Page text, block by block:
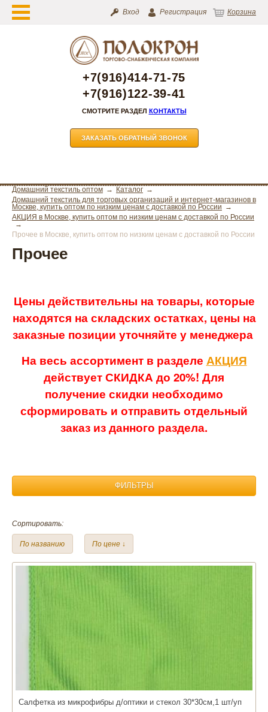
Вход Регистрация Корзина
+7(916)414-71-75
+7(916)122-39-41
СМОТРИТЕ РАЗДЕЛ КОНТАКТЫ
ЗАКАЗАТЬ ОБРАТНЫЙ ЗВОНОК
Домашний текстиль оптом
Каталог
Домашний текстиль для торговых организаций и интернет-магазинов в
Москве, купить оптом по низким ценам с доставкой по России
АКЦИЯ в Москве, купить оптом по низким ценам с доставкой по России
Прочее в Москве, купить оптом по низким ценам с доставкой по России
Прочее
Цены действительны на товары, которые
находятся на складских остатках, цены на
заказные позиции уточняйте у менеджера
На весь ассортимент в разделе АКЦИЯ
действует СКИДКА до 20%! Для
получение скидки необходимо
сформировать и отправить отдельный
заказ из данного раздела.
ФИЛЬТРЫ
Материал:
Бамбук Полиэстер
Размер:
45*45 см.
Наполнитель:
Лебяжий пух
Сортировать:
По названию По цене ↓
Салфетка из микрофибры д/оптики и стекол 30*30см,1 шт/уп